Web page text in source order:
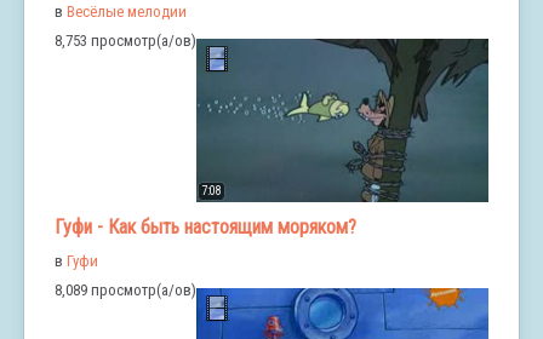
в Весёлые мелодии
8,753 просмотр(а/ов)
7:08
Гуфи - Как быть настоящим моряком?
в Гуфи
8,089 просмотр(а/ов)